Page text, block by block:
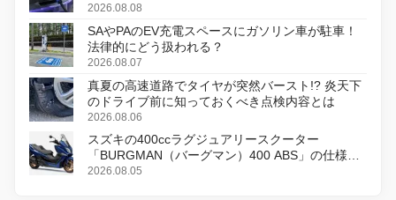
2026.08.08
SAやPAのEV充電スペースにガソリン車が駐車！
法律的にどう扱われる？
2026.08.07
真夏の高速道路でタイヤが突然バースト!? 炎天下
のドライブ前に知っておくべき点検内容とは
2026.08.06
スズキの400ccラグジュアリースクーター
「BURGMAN（バーグマン）400 ABS」の仕様を
変更し、8月18日に発売
2026.08.05